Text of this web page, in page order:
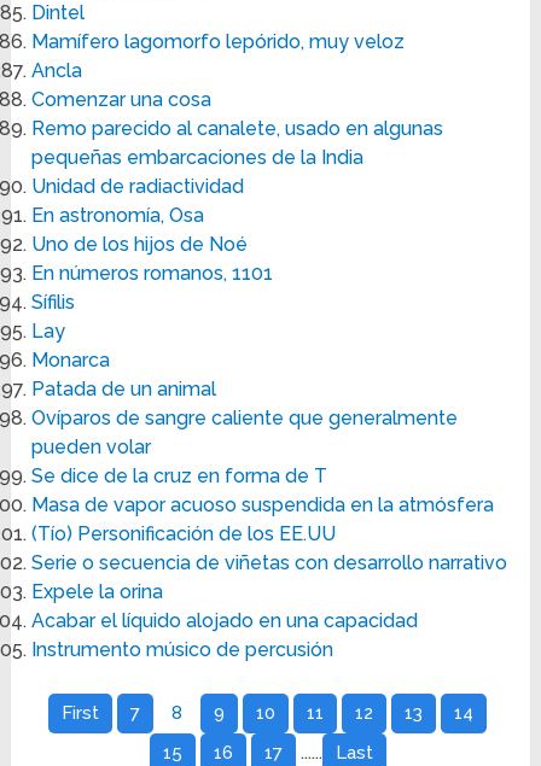
Dintel
Mamífero lagomorfo lepórido, muy veloz
Ancla
Comenzar una cosa
Remo parecido al canalete, usado en algunas
pequeñas embarcaciones de la India
Unidad de radiactividad
En astronomía, Osa
Uno de los hijos de Noé
En números romanos, 1101
Sífilis
Lay
Monarca
Patada de un animal
Ovíparos de sangre caliente que generalmente
pueden volar
Se dice de la cruz en forma de T
Masa de vapor acuoso suspendida en la atmósfera
(Tío) Personificación de los EE.UU
Serie o secuencia de viñetas con desarrollo narrativo
Expele la orina
Acabar el líquido alojado en una capacidad
Instrumento músico de percusión
First 7 8 9 10 11 12 13
14
15
16 17 ...... Last